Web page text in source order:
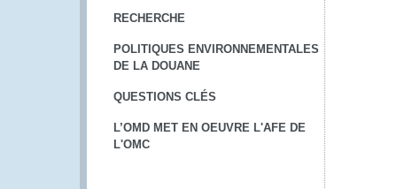
RECHERCHE
POLITIQUES ENVIRONNEMENTALES
DE LA DOUANE
QUESTIONS CLÉS
L’OMD MET EN OEUVRE L'AFE DE
L'OMC